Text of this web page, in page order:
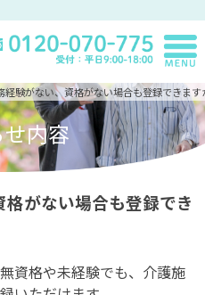
経験がない、資格がない場合も登録できます
内容
がない場合も登録でき
資格や未経験でも、介護施